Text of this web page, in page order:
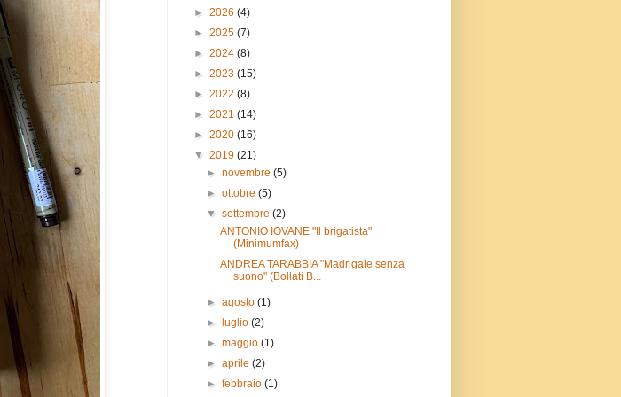
► 2026 (4)
► 2025 (7)
► 2024 (8)
► 2023 (15)
► 2022 (8)
► 2021 (14)
► 2020 (16)
▼ 2019 (21)
►novembre(5)
►ottobre(5)
▼settembre(2)
ANTONIO IOVANE "Il brigatista"
(Minimumfax)
ANDREA TARABBIA "Madrigale senza
suono" (Bollati B...
►agosto(1)
►
luglio(2)
►maggio(1)
►aprile(2)
►febbraio(1)